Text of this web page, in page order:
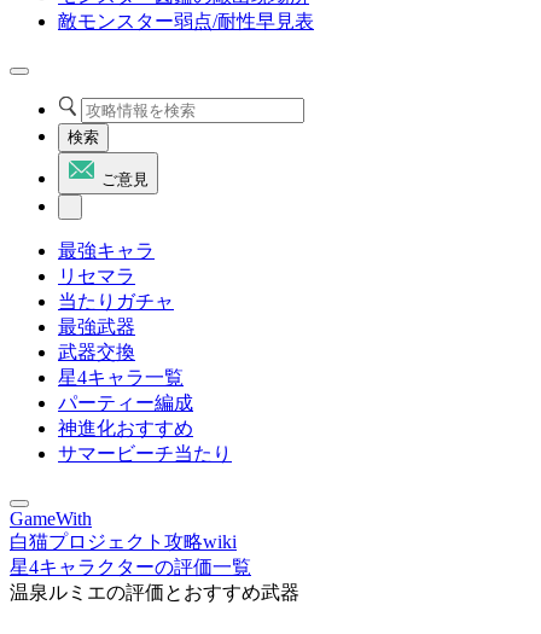
敵モンスター弱点/耐性早見表
検索
ご意見
最強キャラ
リセマラ
当たりガチャ
最強武器
武器交換
星4キャラ一覧
パーティー編成
神進化おすすめ
サマービーチ当たり
GameWith
白猫プロジェクト攻略wiki
星4キャラクターの評価一覧
温泉ルミエの評価とおすすめ武器